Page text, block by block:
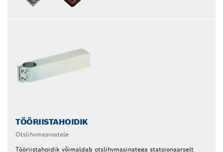
TÖÖRIISTAHOIDIK
Otslihvmasinatele
Tööriistahoidik võimaldab otslihvmasinatega statsionaarselt